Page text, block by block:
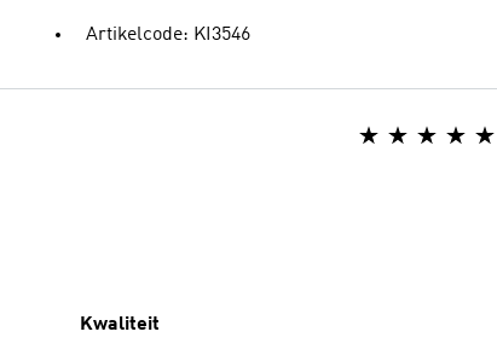
Artikelcode: KI3546
Kwaliteit